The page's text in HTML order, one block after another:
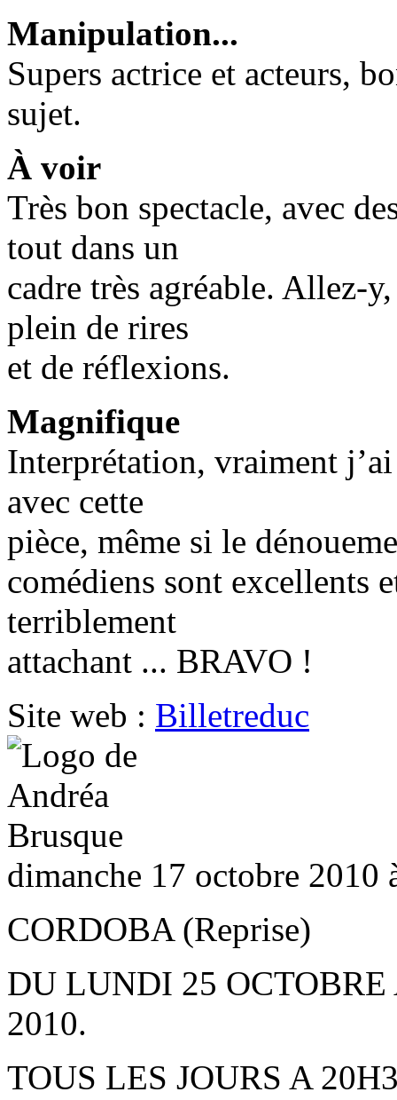
Manipulation...
Supers actrice et acteurs,
sujet.
À voir
Très bon spectacle, avec
tout dans un
cadre très agréable. Allez-
plein de rires
et de réflexions.
Magnifique
Interprétation, vraiment
avec cette
pièce, même si le
comédiens sont excellents
terriblement
attachant ... BRAVO !
Site web : Billetreduc
dimanche 17 octobre
CORDOBA (Reprise)
DU LUNDI 25
2010.
TOUS LES JOURS A